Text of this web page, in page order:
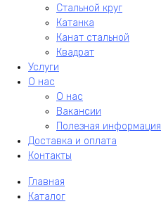
Стальной круг
Катанка
Канат стальной
Квадрат
Услуги
О нас
О нас
Вакансии
Полезная информация
Доставка и оплата
Контакты
Главная
Каталог